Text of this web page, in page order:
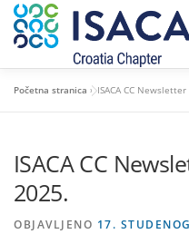
Preskoči
sadržaj
NOVOSTI KONTAKT
Početna stranica »ISACA CC
ISACA CC
2025.
OBJAVLJENO 17.